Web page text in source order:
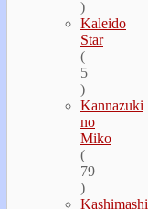
)
Kaleido
Star
(
5
)
Kannazuki
no
Miko
(
79
)
Kashimashi